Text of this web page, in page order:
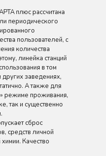
плюс рассчитана
периодического
пользователей, с
количества
линейка станций
в том
заведениях,
А также для
режиме проживания,
так и существенно
сброс
средств личной
Качество